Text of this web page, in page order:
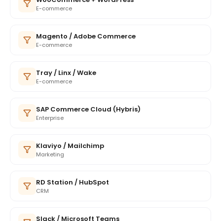
E-commerce
Magento / Adobe Commerce
E-commerce
Tray / Linx / Wake
E-commerce
SAP Commerce Cloud (Hybris)
Enterprise
Klaviyo / Mailchimp
Marketing
RD Station / HubSpot
CRM
Slack / Microsoft Teams